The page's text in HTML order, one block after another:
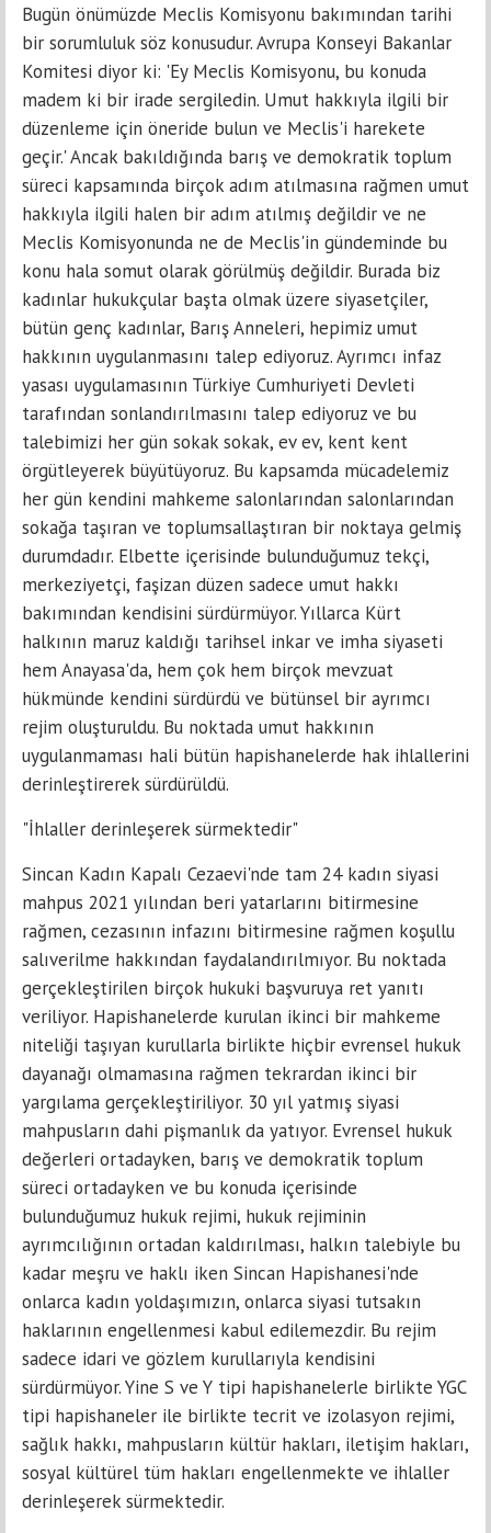
Bugün önümüzde Meclis Komisyonu bakımından tarihi
bir sorumluluk söz konusudur. Avrupa Konseyi Bakanlar
Komitesi diyor ki: 'Ey Meclis Komisyonu, bu konuda
madem ki bir irade sergiledin. Umut hakkıyla ilgili bir
düzenleme için öneride bulun ve Meclis'i harekete
geçir.' Ancak bakıldığında barış ve demokratik toplum
süreci kapsamında birçok adım atılmasına rağmen umut
hakkıyla ilgili halen bir adım atılmış değildir ve ne
Meclis Komisyonunda ne de Meclis'in gündeminde bu
konu hala somut olarak görülmüş değildir. Burada biz
kadınlar hukukçular başta olmak üzere siyasetçiler,
bütün genç kadınlar, Barış Anneleri, hepimiz umut
hakkının uygulanmasını talep ediyoruz. Ayrımcı infaz
yasası uygulamasının Türkiye Cumhuriyeti Devleti
tarafından sonlandırılmasını talep ediyoruz ve bu
talebimizi her gün sokak sokak, ev ev, kent kent
örgütleyerek büyütüyoruz. Bu kapsamda mücadelemiz
her gün kendini mahkeme salonlarından salonlarından
sokağa taşıran ve toplumsallaştıran bir noktaya gelmiş
durumdadır. Elbette içerisinde bulunduğumuz tekçi,
merkeziyetçi, faşizan düzen sadece umut hakkı
bakımından kendisini sürdürmüyor. Yıllarca Kürt
halkının maruz kaldığı tarihsel inkar ve imha siyaseti
hem Anayasa'da, hem çok hem birçok mevzuat
hükmünde kendini sürdürdü ve bütünsel bir ayrımcı
rejim oluşturuldu. Bu noktada umut hakkının
uygulanmaması hali bütün hapishanelerde hak ihlallerini
derinleştirerek sürdürüldü.
"İhlaller derinleşerek sürmektedir"
Sincan Kadın Kapalı Cezaevi'nde tam 24 kadın siyasi
mahpus 2021 yılından beri yatarlarını bitirmesine
rağmen, cezasının infazını bitirmesine rağmen koşullu
salıverilme hakkından faydalandırılmıyor. Bu noktada
gerçekleştirilen birçok hukuki başvuruya ret yanıtı
veriliyor. Hapishanelerde kurulan ikinci bir mahkeme
niteliği taşıyan kurullarla birlikte hiçbir evrensel hukuk
dayanağı olmamasına rağmen tekrardan ikinci bir
yargılama gerçekleştiriliyor. 30 yıl yatmış siyasi
mahpusların dahi pişmanlık da yatıyor. Evrensel hukuk
değerleri ortadayken, barış ve demokratik toplum
süreci ortadayken ve bu konuda içerisinde
bulunduğumuz hukuk rejimi, hukuk rejiminin
ayrımcılığının ortadan kaldırılması, halkın talebiyle bu
kadar meşru ve haklı iken Sincan Hapishanesi'nde
onlarca kadın yoldaşımızın, onlarca siyasi tutsakın
haklarının engellenmesi kabul edilemezdir. Bu rejim
sadece idari ve gözlem kurullarıyla kendisini
sürdürmüyor. Yine S ve Y tipi hapishanelerle birlikte YGC
tipi hapishaneler ile birlikte tecrit ve izolasyon rejimi,
sağlık hakkı, mahpusların kültür hakları, iletişim hakları,
sosyal kültürel tüm hakları engellenmekte ve ihlaller
derinleşerek sürmektedir.